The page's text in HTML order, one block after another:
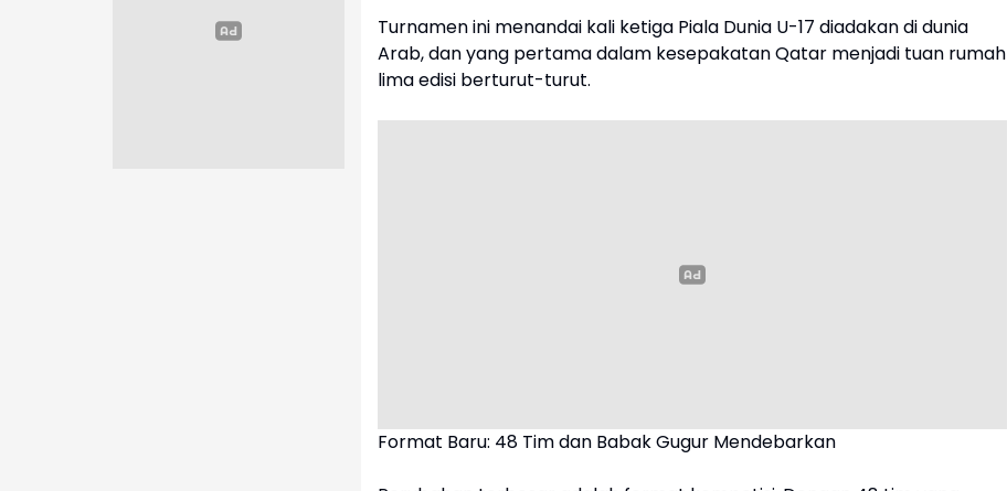
Turnamen ini menandai kali ketiga Piala Dunia U-17 diadakan di dunia
Arab, dan yang pertama dalam kesepakatan Qatar menjadi tuan rumah
lima edisi berturut-turut.
Format Baru: 48 Tim dan Babak Gugur Mendebarkan